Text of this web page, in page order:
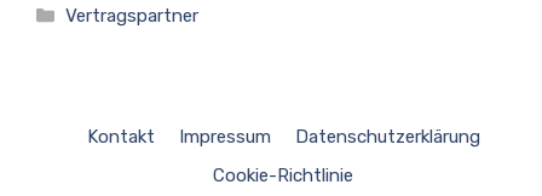
Kategorien
Vertragspartner
Kontakt Impressum
Datenschutzerklärung
Cookie-Richtlinie